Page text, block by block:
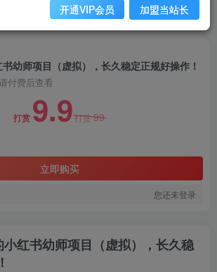
幼师项目（虚拟），长久稳定正规好操作！
付费后查看
打赏 9.9打赏99
立即购买
您还未登录
红书幼师项目（虚拟），长久稳
开通VIP会员 加盟当站长